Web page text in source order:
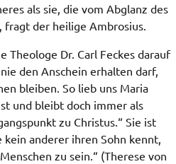
als sie, die vom Abglanz des
fragt der heilige Ambrosius.
Theologe Dr. Carl Feckes darauf
den Anschein erhalten darf,
bleiben. So lieb uns Maria
und bleibt doch immer als
zu Christus.“ Sie ist
kein anderer ihren Sohn kennt,
zu sein.“ (Therese von